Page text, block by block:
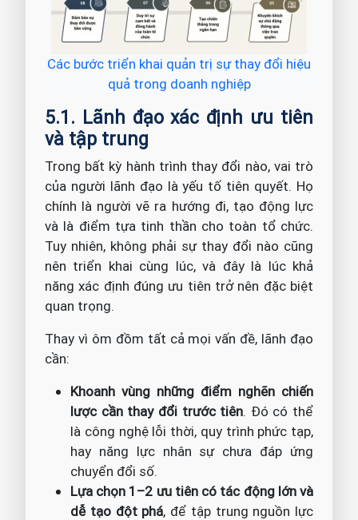
Các bước triển khai quản trị sự thay đổi hiệu
quả trong doanh nghiệp
5.1. Lãnh đạo xác định ưu tiên
và tập trung
Trong bất kỳ hành trình thay đổi nào, vai trò
của người lãnh đạo là yếu tố tiên quyết. Họ
chính là người vẽ ra hướng đi, tạo động lực
và là điểm tựa tinh thần cho toàn tổ chức.
Tuy nhiên, không phải sự thay đổi nào cũng
nên triển khai cùng lúc, và đây là lúc khả
năng xác định đúng ưu tiên trở nên đặc biệt
quan trọng.
Thay vì ôm đồm tất cả mọi vấn đề, lãnh đạo
cần:
Khoanh vùng những điểm nghẽn chiến
lược cần thay đổi trước tiên. Đó có thể
là công nghệ lỗi thời, quy trình phức tạp,
hay năng lực nhân sự chưa đáp ứng
chuyển đổi số.
Lựa chọn 1–2 ưu tiên có tác động lớn và
dễ tạo đột phá, để tập trung nguồn lực